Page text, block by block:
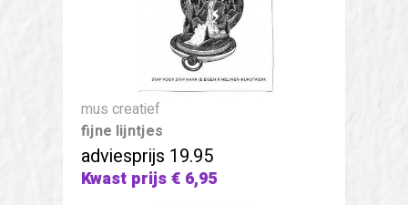
mus creatief
fijne lijntjes
adviesprijs 19.95
Kwast prijs€ 6,95